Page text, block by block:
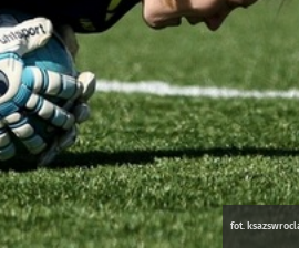
fot.